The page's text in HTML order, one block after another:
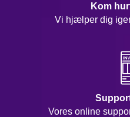
Kom
Vi hjælper dig
Vores online